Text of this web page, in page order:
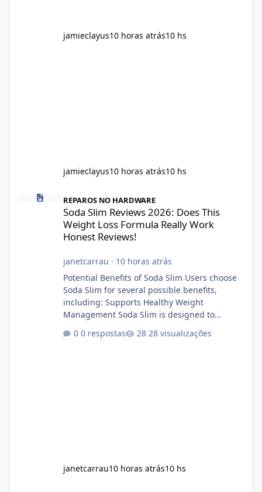
jamieclayus10 horas atrás10 hs
jamieclayus10 horas atrás10 hs
Soda Slim Reviews 2026: Does This Weight Loss Formula Really
REPAROS NO HARDWARE
Soda Slim Reviews 2026: Does This
Weight Loss Formula Really Work
Honest Reviews!
janetcarrau · 10 horas atrás
Potential Benefits of Soda Slim Users choose
Soda Slim for several possible benefits,
including: Supports Healthy Weight
Management Soda Slim is designed to
exercise rather than replace them.
0 respostas 28 visualizações
janetcarrau10 horas atrás10 hs